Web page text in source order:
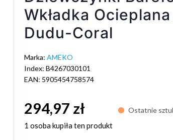
Wkładka
Dudu-Coral
Marka: AMEKO
Index: B4267030101
EAN: 5905454758574
294,97 zł Ostatnie
1 osobakupiła ten produkt